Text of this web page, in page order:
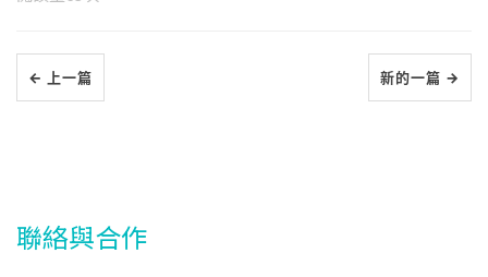
← 上一篇 新的一篇 →
聯絡與合作